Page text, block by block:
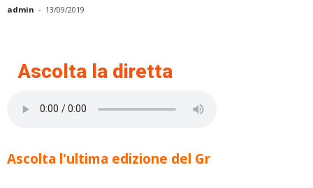
admin - 13/09/2019
Ascolta la diretta
Ascolta l'ultima edizione del Gr